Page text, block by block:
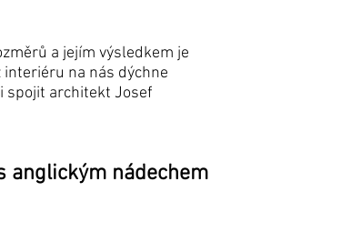
a jejím výsledkem je
na nás dýchne
spojit architekt Josef
anglickým nádechem